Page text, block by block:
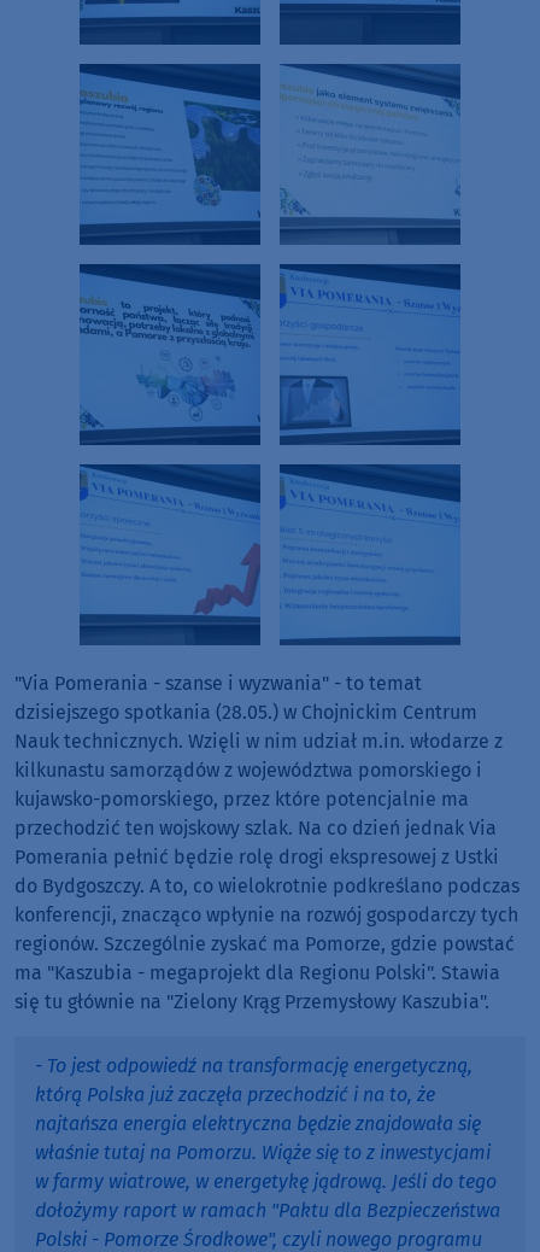
"Via Pomerania - szanse i wyzwania" - to temat
dzisiejszego spotkania (28.05.) w Chojnickim Centrum
Nauk technicznych. Wzięli w nim udział m.in. włodarze z
kilkunastu samorządów z województwa pomorskiego i
kujawsko-pomorskiego, przez które potencjalnie ma
przechodzić ten wojskowy szlak. Na co dzień jednak Via
Pomerania pełnić będzie rolę drogi ekspresowej z Ustki
do Bydgoszczy. A to, co wielokrotnie podkreślano podczas
konferencji, znacząco wpłynie na rozwój gospodarczy tych
regionów. Szczególnie zyskać ma Pomorze, gdzie powstać
ma "Kaszubia - megaprojekt dla Regionu Polski". Stawia
się tu głównie na "Zielony Krąg Przemysłowy Kaszubia".
- To jest odpowiedź na transformację energetyczną,
którą Polska już zaczęła przechodzić i na to, że
najtańsza energia elektryczna będzie znajdowała się
właśnie tutaj na Pomorzu. Wiąże się to z inwestycjami
w farmy wiatrowe, w energetykę jądrową. Jeśli do tego
dołożymy raport w ramach "Paktu dla Bezpieczeństwa
Polski - Pomorze Środkowe", czyli nowego programu